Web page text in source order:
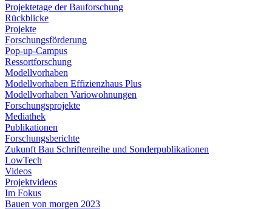
Projektetage der Bauforschung
Rückblicke
Projekte
Forschungsförderung
Pop-up-Campus
Ressortforschung
Modellvorhaben
Modellvorhaben Effizienzhaus Plus
Modellvorhaben Variowohnungen
Forschungsprojekte
Mediathek
Publikationen
Forschungsberichte
Zukunft Bau Schriftenreihe und Sonderpublikationen
LowTech
Videos
Projektvideos
Im Fokus
Bauen von morgen 2023